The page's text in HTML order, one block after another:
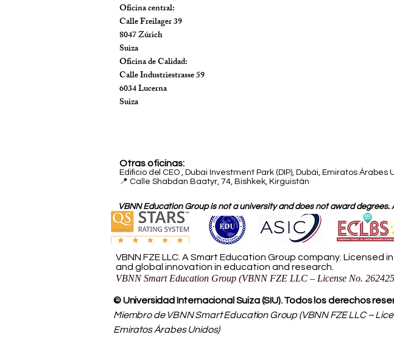
Oficina central:
Calle Freilager 39
8047 Zúrich
Suiza
Oficina de Calidad:
Calle Industriestrasse 59
6034 Lucerna
Suiza
Otras oficinas:
Edificio del CEO
Dubai Investment Park (DIP), Dubái, Emiratos Árabes
📍 Calle Shabdan Baatyr, 74, Bishkek, Kirguistán
VBNN Education Group is not a university and does not award
VBNN FZE LLC. A Smart Education Group company. Licensed
and global innovation in education and research.
VBNN Smart Education Group (VBNN FZE LLC – License No.
© Universidad Internacional Suiza (SIU). Todos los derechos
Miembro de VBNN Smart Education Group (VBNN FZE LLC –
Emiratos Árabes Unidos)